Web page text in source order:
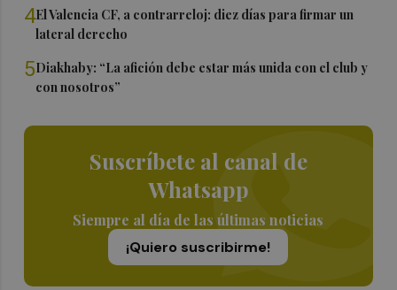
4El Valencia CF, a contrarreloj: diez días para firmar un
lateral derecho
5Diakhaby: “La afición debe estar más unida con el club y
con nosotros”
Suscríbete al canal de
Whatsapp
Siempre al día de las últimas noticias
¡Quiero suscribirme!